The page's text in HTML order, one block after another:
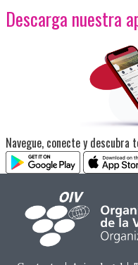
Descarga nuestra
<p>Imagen</
Navegue, conecte y descubra